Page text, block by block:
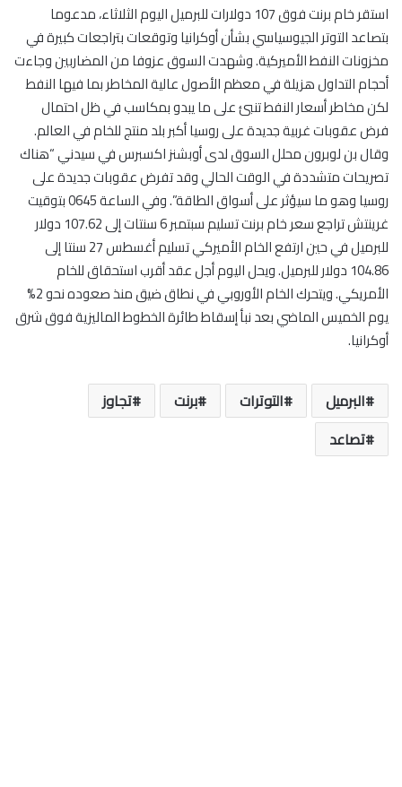
استقر خام برنت فوق 107 دولارات للبرميل اليوم الثلاثاء، مدعوما
بتصاعد التوتر الجيوسياسي بشأن أوكرانيا وتوقعات بتراجعات كبيرة في
مخزونات النفط الأميركية. وشهدت السوق عزوفا من المضاربين وجاءت
أحجام التداول هزيلة في معظم الأصول عالية المخاطر بما فيها النفط
لكن مخاطر أسعار النفط تنبئ على ما يبدو بمكاسب في ظل احتمال
فرض عقوبات غربية جديدة على روسيا أكبر بلد منتج للخام في العالم.
وقال بن لوبرون محلل السوق لدى أوبشنز اكسبرس في سيدني “هناك
تصريحات متشددة في الوقت الحالي وقد تفرض عقوبات جديدة على
روسيا وهو ما سيؤثر على أسواق الطاقة”. وفي الساعة 0645 بتوقيت
غرينتش تراجع سعر خام برنت تسليم سبتمبر 6 سنتات إلى 107.62 دولار
للبرميل في حين ارتفع الخام الأميركي تسليم أغسطس 27 سنتا إلى
104.86 دولار للبرميل. ويحل اليوم أجل عقد أقرب استحقاق للخام
الأمريكي. ويتحرك الخام الأوروبي في نطاق ضيق منذ صعوده نحو 2%
يوم الخميس الماضي بعد نبأ إسقاط طائرة الخطوط الماليزية فوق شرق
أوكرانيا.
البرميل التوترات برنت
تجاوز
تصاعد